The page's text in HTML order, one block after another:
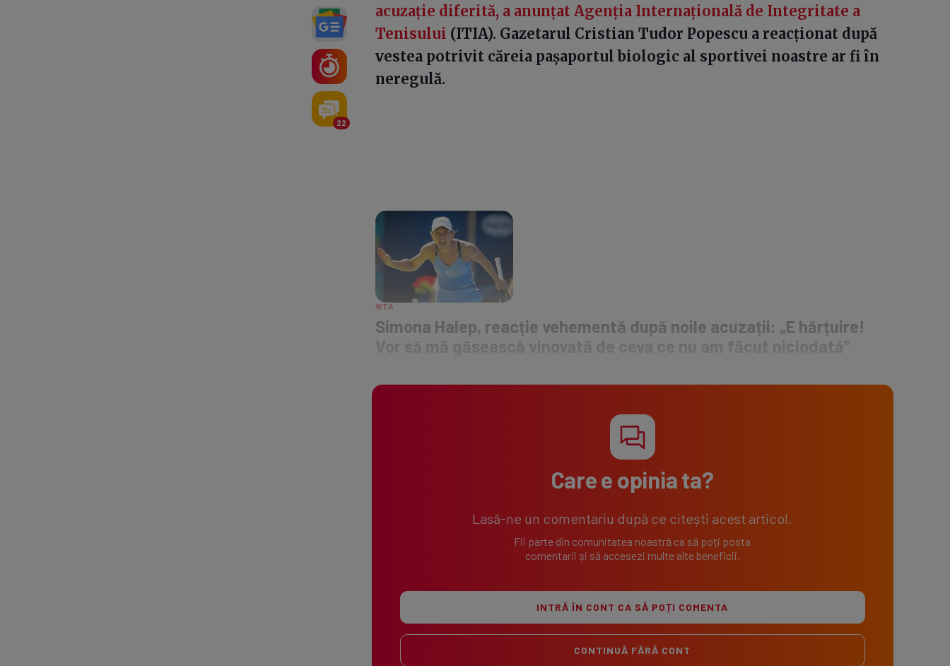
22
acuzație diferită, a anunțat Agenția Internațională de Integritate a
Tenisului (ITIA). Gazetarul Cristian Tudor Popescu a reacționat după
vestea potrivit căreia pașaportul biologic al sportivei noastre ar fi în
neregulă.
WTA
Simona Halep, reacție vehementă după noile acuzații: „E hărțuire!
Vor să mă găsească vinovată de ceva ce nu am făcut niciodată”
Care e opinia ta?
Lasă-ne un comentariu după ce citești acest articol.
Fii parte din comunitatea noastră ca să poți posta
comentarii și să accesezi multe alte beneficii.
INTRĂ ÎN CONT CA SĂ POȚI COMENTA
CONTINUĂ FĂRĂ CONT